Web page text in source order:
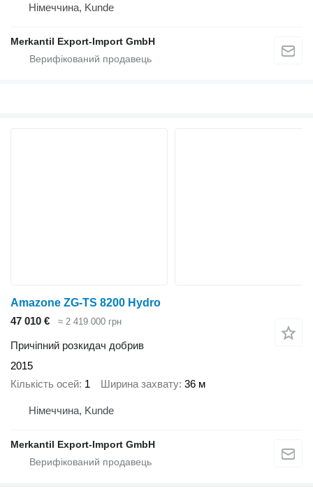
Німеччина, Kunde
Merkantil Export-Import GmbH
Amazone ZG-TS 8200 Hydro
47 010 €
≈ 2 419 000 грн
Причіпний розкидач добрив
2015
Кількість осей 1 Ширина захвату 36 м
Німеччина, Kunde
Merkantil Export-Import GmbH